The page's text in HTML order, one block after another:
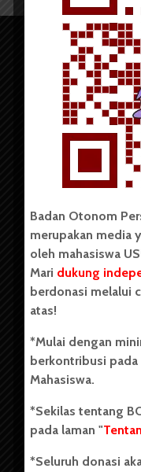
Copyright © 2023.
Badan Otonom Pers
pers mahasiswa yang
secara mandiri oleh
(USU). Sebelumnya
Unit Kegiatan
berdiri pada 1 Juli 1995.
Kontribusi
Info Iklan
Badan Otonom
merupakan media
oleh mahasiswa
Mari dukung
berdonasi melalui
atas!
*Mulai dengan
berkontribusi pada
Mahasiswa.
*Sekilas tentang
pada laman "
*Seluruh donasi